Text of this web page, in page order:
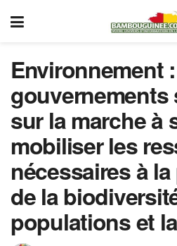
Environnement
gouvernements
sur la marche à
mobiliser les
nécessaires à
de la
populations et